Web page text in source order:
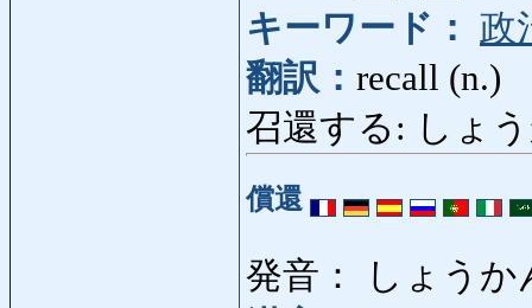
キーワード： 政
翻訳： recall (n.)
召還する: しょ
償還
発音： しょうか